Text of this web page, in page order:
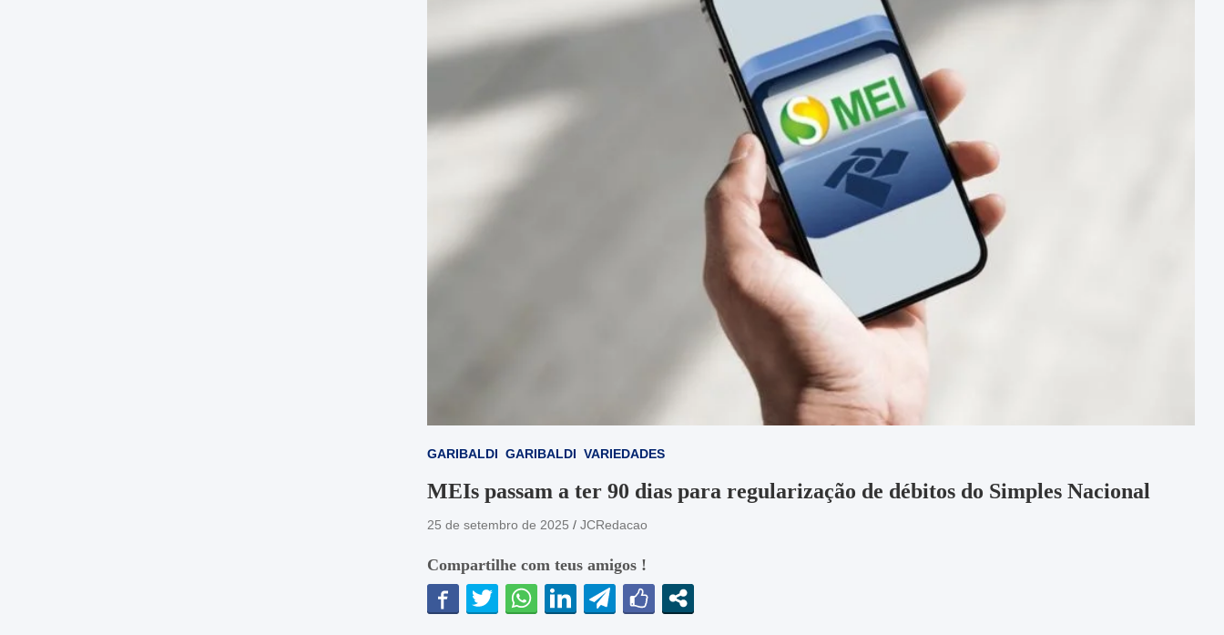
GARIBALDI GARIBALDI VARIEDADES
MEIs passam a ter 90 dias para regularização de débitos do Simples Nacional
25 de setembro de 2025 JCRedacao
Compartilhe com teus amigos !